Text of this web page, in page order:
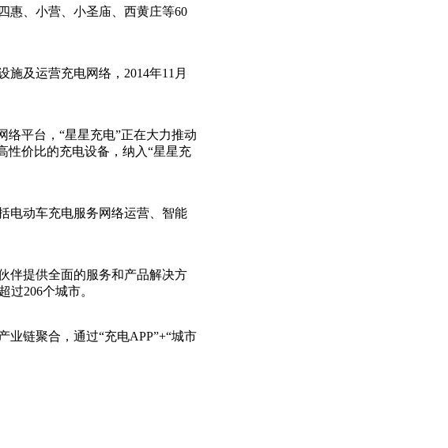
惠、小营、小圣庙、西黄庄等60
及运营充电网络，2014年11月
络平台，“星星充电”正在大力推动
性价比的充电设备，纳入“星星充
电动车充电服务网络运营、智能
伴提供全面的服务和产品解决方
过206个城市。
链聚合，通过“充电APP”+“城市